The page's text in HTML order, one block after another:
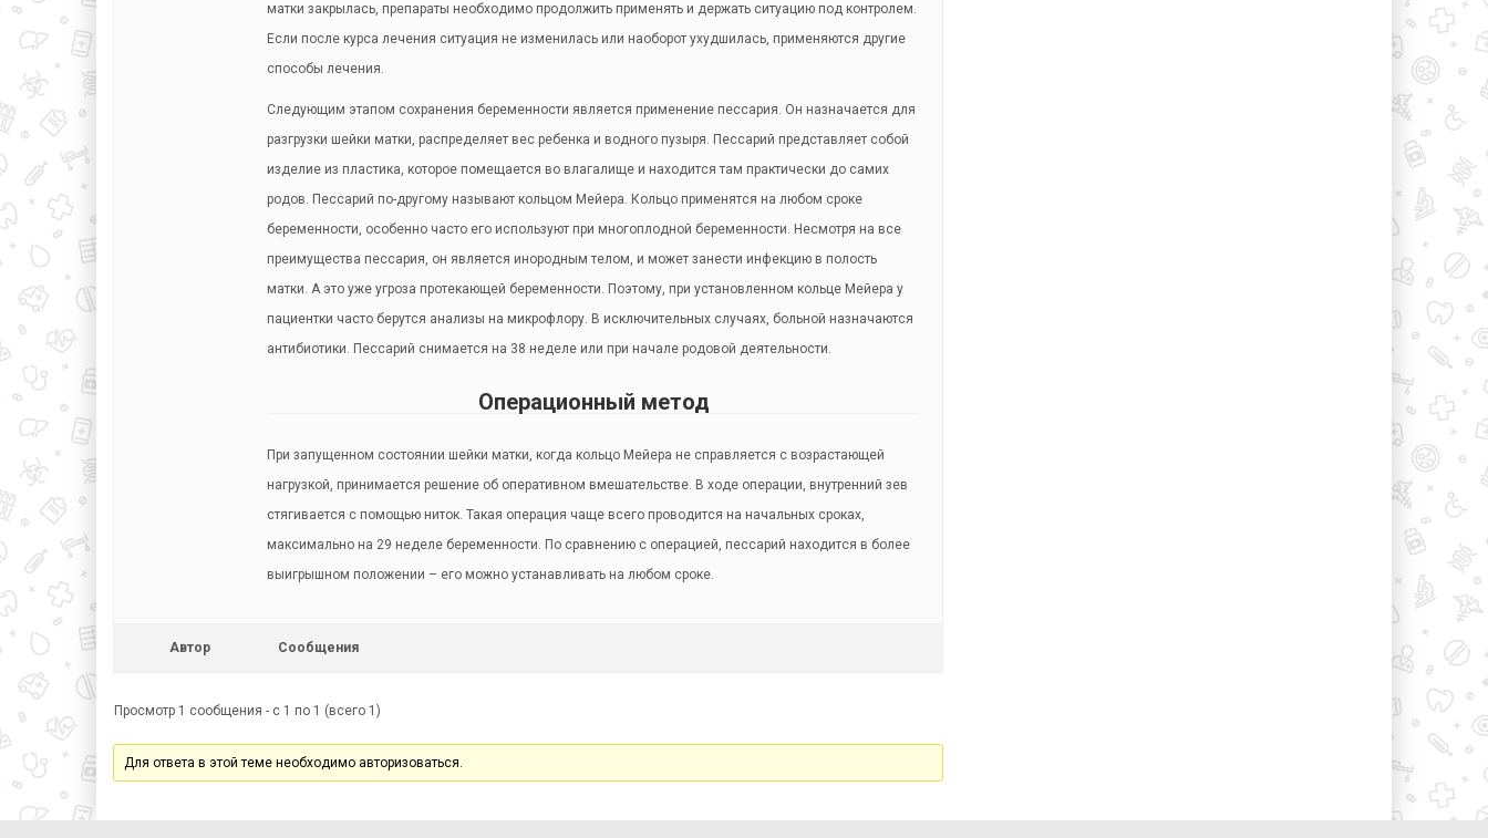
матки закрылась, препараты необходимо продолжить применять и держать ситуацию под контролем.
Если после курса лечения ситуация не изменилась или наоборот ухудшилась, применяются другие
способы лечения.
Следующим этапом сохранения беременности является применение пессария. Он назначается для
разгрузки шейки матки, распределяет вес ребенка и водного пузыря. Пессарий представляет собой
изделие из пластика, которое помещается во влагалище и находится там практически до самих
родов. Пессарий по-другому называют кольцом Мейера. Кольцо применятся на любом сроке
беременности, особенно часто его используют при многоплодной беременности. Несмотря на все
преимущества пессария, он является инородным телом, и может занести инфекцию в полость
матки. А это уже угроза протекающей беременности. Поэтому, при установленном кольце Мейера у
пациентки часто берутся анализы на микрофлору. В исключительных случаях, больной назначаются
антибиотики. Пессарий снимается на 38 неделе или при начале родовой деятельности.
Операционный метод
При запущенном состоянии шейки матки, когда кольцо Мейера не справляется с возрастающей
нагрузкой, принимается решение об оперативном вмешательстве. В ходе операции, внутренний зев
стягивается с помощью ниток. Такая операция чаще всего проводится на начальных сроках,
максимально на 29 неделе беременности. По сравнению с операцией, пессарий находится в более
выигрышном положении – его можно устанавливать на любом сроке.
Автор Сообщения
Просмотр 1 сообщения - с 1 по 1 (всего 1)
Для ответа в этой теме необходимо авторизоваться.